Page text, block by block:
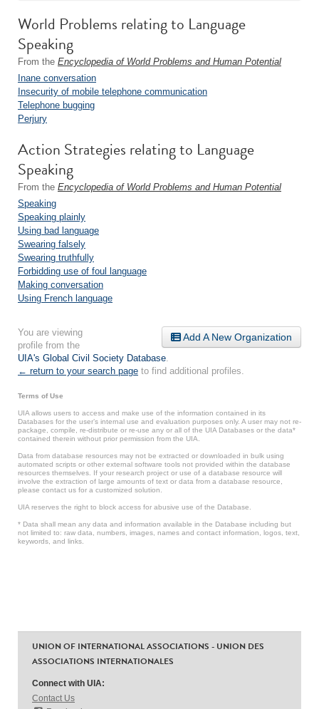
World Problems relating to Language
Speaking
From the Encyclopedia of World Problems and Human Potential
Inane conversation
Insecurity of mobile telephone communication
Telephone bugging
Perjury
Action Strategies relating to Language
Speaking
From the Encyclopedia of World Problems and Human Potential
Speaking
Speaking plainly
Using bad language
Swearing falsely
Swearing truthfully
Forbidding use of foul language
Making conversation
Using French language
Add A New Organization
You are viewing
profile from the
UIA's Global Civil Society Database.
← return to your search page to find additional profiles.
Terms of Use
UIA allows users to access and make use of the information contained in its
Databases for the user’s internal use and evaluation purposes only. A user may not re-
package, compile, re-distribute or re-use any or all of the UIA Databases or the data*
contained therein without prior permission from the UIA.
Data from database resources may not be extracted or downloaded in bulk using
automated scripts or other external software tools not provided within the database
resources themselves. If your research project or use of a database resource will
involve the extraction of large amounts of text or data from a database resource,
please contact us for a customized solution.
UIA reserves the right to block access for abusive use of the Database.
* Data shall mean any data and information available in the Database including but
not limited to: raw data, numbers, images, names and contact information, logos, text,
keywords, and links.
UNION OF INTERNATIONAL ASSOCIATIONS - UNION DES
ASSOCIATIONS INTERNATIONALES
Connect with UIA:
Contact Us